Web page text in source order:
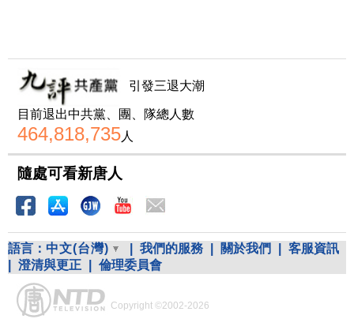
引發三退大潮
目前退出中共黨、團、隊總人數
464,818,735人
隨處可看新唐人
語言： 中文(台灣) 我們的服務 關於我們
客服資訊
澄清與更正 倫理委員會
Copyright ©2002-2026